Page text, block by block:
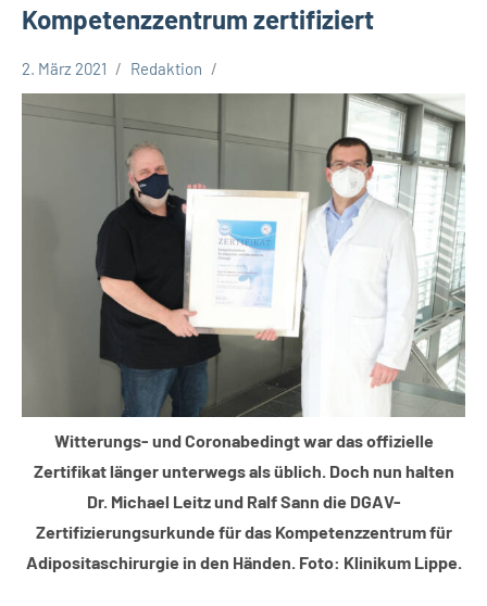
Kompetenzzentrum zertifiziert
Lippe
2. März 2021 Redaktion
Witterungs- und Coronabedingt war das offizielle
Zertifikat länger unterwegs als üblich. Doch nun halten
Dr. Michael Leitz und Ralf Sann die DGAV-
Zertifizierungsurkunde für das Kompetenzzentrum für
Adipositaschirurgie in den Händen. Foto: Klinikum Lippe.